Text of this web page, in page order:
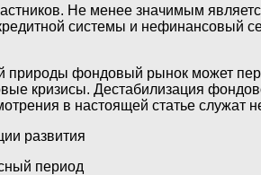
Не менее значимым
системы и нефинансовый
природы фондовый рынок может
кризисы. Дестабилизация
в настоящей статье служат
развития
период